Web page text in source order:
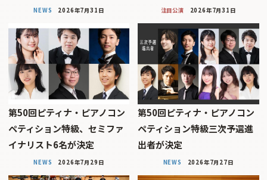
NEWS 2026年7月31日 注目公演 2026年7月31日
第50回ピティナ・ピアノコン
ペティション特級、セミファ
イナリスト6名が決定
NEWS 2026年7月29日
第50回ピティナ・ピアノコン
ペティション特級三次予選進
出者が決定
NEWS 2026年7月27日